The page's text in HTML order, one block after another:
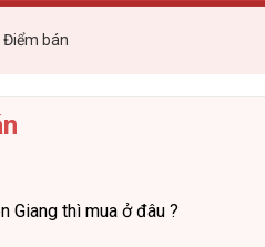
Điểm bán
Giang thì mua ở đâu ?